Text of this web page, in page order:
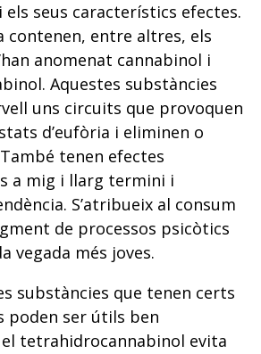
seus característics efectes.
contenen, entre altres, els
anomenat cannabinol i
Aquestes substàncies
uns circuits que provoquen
d’eufòria i eliminen o
tenen efectes
a mig i llarg termini i
S’atribueix al consum
de processos psicòtics
vegada més joves.
substàncies que tenen certs
poden ser útils ben
tetrahidrocannabinol evita